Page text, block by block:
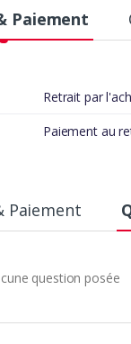
Paiement
Retrait par
Paiement au
Paiement
question posée